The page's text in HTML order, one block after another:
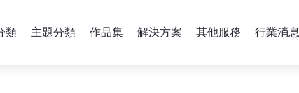
類 主題分類 作品集 解決方案 其他服務 行業消息